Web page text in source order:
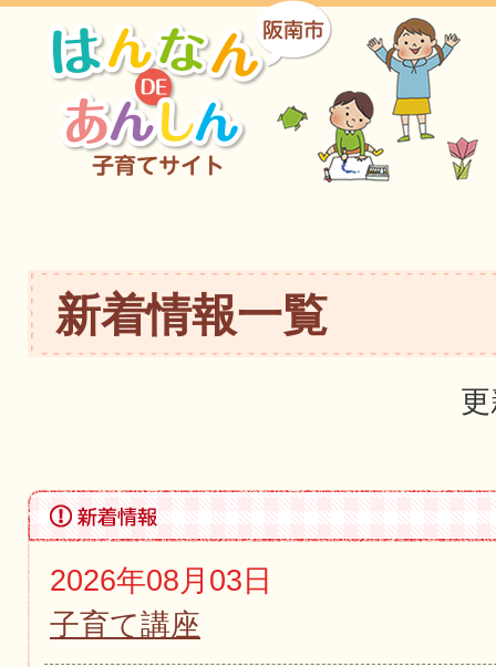
新着情報一覧
着
情
報
2026年08月03日
子育て講座